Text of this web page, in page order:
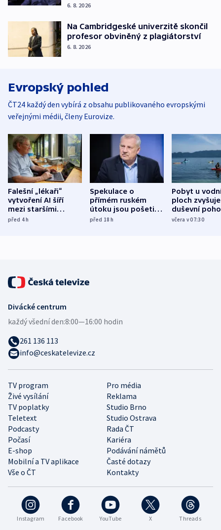
6. 8. 2026
Na Cambridgeské univerzitě skončil
profesor obviněný z plagiátorství
6. 8. 2026
Evropský pohled
ČT24 každý den vybírá z obsahu publikovaného evropskými
veřejnými médii, členy Eurovize.
Falešní „lékaři“
vytvoření AI šíří
mezi staršími
Poláky nebezpečné
před 4h
Spekulace o
přímém ruském
útoku jsou pošetilé,
míní estonský
před 18h
Pobyt u
ploch zvyšuje
duševní
ukázala
včera v 07:30
Instagram Facebook YouTube X Threads
TV program
Pro média
Živé vysílání
Reklama
TV poplatky
Studio Brno
Teletext
Studio Ostrava
Podcasty
Rada ČT
Počasí
Kariéra
E-shop
Podávání námětů
Mobilní a TV aplikace
Časté dotazy
Vše o ČT
Kontakty
Divácké centrum
každý všední den:8:00—16:00 hodin
261 136 113
info@ceskatelevize.cz